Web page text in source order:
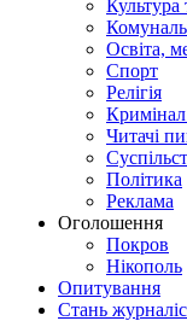
Культура
Освіта,
Спорт
Релігія
Кримінал
Читачі
Політика
Реклама
Оголошення
Покров
Нікополь
Опитування
Стань